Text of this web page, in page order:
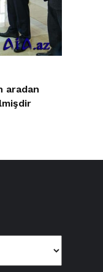
aradan